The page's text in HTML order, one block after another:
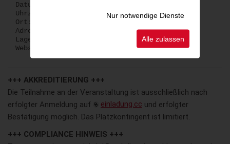
Nur notwendige Dienste
Alle zulassen
Datum: Mittwoch, 10. Juni 2026
Uhrzeit: 18.00 Uhr
Ort: Cupra City Garage
Adresse: 1010 Wien, Maysedergasse 4
Lageplan:
maps.app.goo.gl/JmM5AtFQXLnscCxA7
Website:
+++ AKKREDITIERUNG +++
Die Teilnahme an der Veranstaltung ist ausschließlich nach
erfolgter Anmeldung auf
einladung.cc und erfolgter
Bestätigung möglich. Das Platzkontingent ist limitiert.
+++ COMPLIANCE HINWEIS +++